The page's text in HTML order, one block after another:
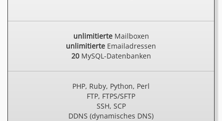
unlimitierteMailboxen
unlimitierte Emailadressen
20MySQL-Datenbanken
PHP, Ruby, Python, Perl
FTP, FTPS/SFTP
SSH, SCP
DDNS (dynamisches DNS)